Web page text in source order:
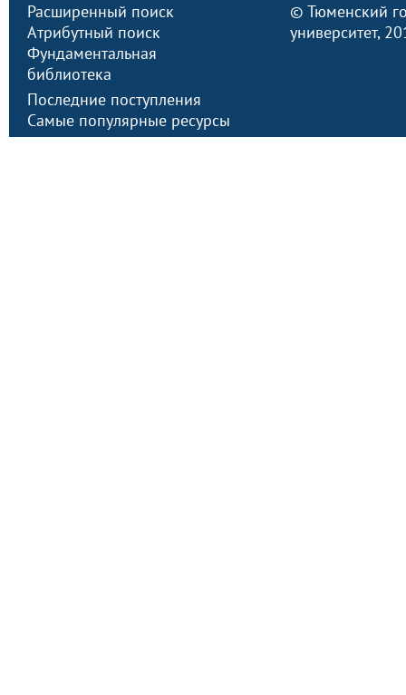
Расширенный поиск
Атрибутный поиск
Фундаментальная
библиотека
Последние поступления
Самые популярные ресурсы
© Тюменский
университет,